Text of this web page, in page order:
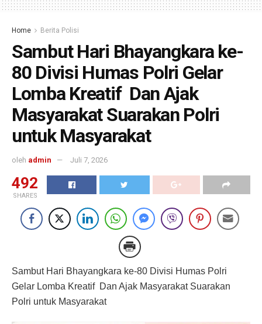
Home Berita Polisi
Sambut Hari Bhayangkara ke-
80 Divisi Humas Polri Gelar
Lomba Kreatif Dan Ajak
Masyarakat Suarakan Polri
untuk Masyarakat
oleh admin Juli 7, 2026
492
SHARES
Sambut Hari Bhayangkara ke-80 Divisi Humas Polri
Gelar Lomba Kreatif Dan Ajak Masyarakat Suarakan
Polri untuk Masyarakat